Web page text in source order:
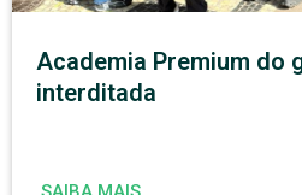
Academia Premium do
interditada